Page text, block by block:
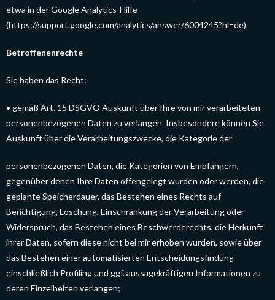
etwa in der Google Analytics-Hilfe
(https://support.google.com/analytics/answer/6004245?hl=de).
Betroffenenrechte
Sie haben das Recht:
• gemäß Art. 15 DSGVO Auskunft über Ihre von mir verarbeiteten
personenbezogenen Daten zu verlangen. Insbesondere können Sie
Auskunft über die Verarbeitungszwecke, die Kategorie der
personenbezogenen Daten, die Kategorien von Empfängern,
gegenüber denen Ihre Daten offengelegt wurden oder werden, die
geplante Speicherdauer, das Bestehen eines Rechts auf
Berichtigung, Löschung, Einschränkung der Verarbeitung oder
Widerspruch, das Bestehen eines Beschwerderechts, die Herkunft
ihrer Daten, sofern diese nicht bei mir erhoben wurden, sowie über
das Bestehen einer automatisierten Entscheidungsfindung
einschließlich Profiling und ggf. aussagekräftigen Informationen zu
deren Einzelheiten verlangen;